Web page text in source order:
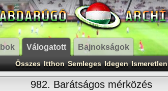
Válogatott Bajnokságok
Összes Itthon Semleges Idegen Ismeretlen
982. Barátságos mérközés